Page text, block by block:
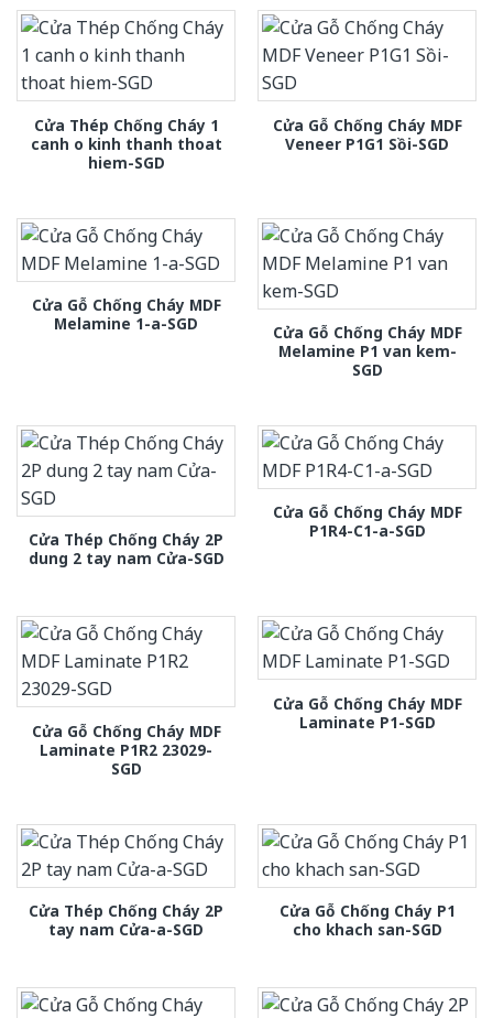
Cửa Thép Chống Cháy 1
canh o kinh thanh thoat
hiem-SGD
Cửa Gỗ Chống Cháy MDF
Veneer P1G1 Sồi-SGD
Cửa Gỗ Chống Cháy MDF
Melamine 1-a-SGD
Cửa Gỗ Chống Cháy MDF
Melamine P1 van kem-
SGD
Cửa Thép Chống Cháy 2P
dung 2 tay nam Cửa-SGD
Cửa Gỗ Chống Cháy MDF
P1R4-C1-a-SGD
Cửa Gỗ Chống Cháy MDF
Laminate P1R2 23029-
SGD
Cửa Gỗ Chống Cháy MDF
Laminate P1-SGD
Cửa Thép Chống Cháy 2P
tay nam Cửa-a-SGD
Cửa Gỗ Chống Cháy P1
cho khach san-SGD